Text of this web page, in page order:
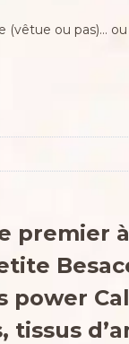
(vêtue ou pas)… ou
premier
power
tissus